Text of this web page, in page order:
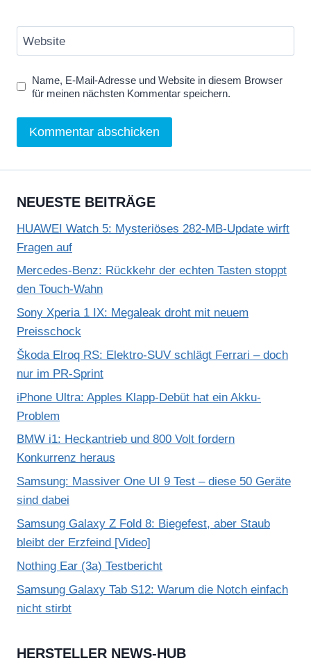
Website
Name, E-Mail-Adresse und Website in diesem Browser
für meinen nächsten Kommentar speichern.
NEUESTE BEITRÄGE
HUAWEI Watch 5: Mysteriöses 282-MB-Update wirft
Fragen auf
Mercedes-Benz: Rückkehr der echten Tasten stoppt
den Touch-Wahn
Sony Xperia 1 IX: Megaleak droht mit neuem
Preisschock
Škoda Elroq RS: Elektro-SUV schlägt Ferrari – doch
nur im PR-Sprint
iPhone Ultra: Apples Klapp-Debüt hat ein Akku-
Problem
BMW i1: Heckantrieb und 800 Volt fordern
Konkurrenz heraus
Samsung: Massiver One UI 9 Test – diese 50 Geräte
sind dabei
Samsung Galaxy Z Fold 8: Biegefest, aber Staub
bleibt der Erzfeind [Video]
Nothing Ear (3a) Testbericht
Samsung Galaxy Tab S12: Warum die Notch einfach
nicht stirbt
HERSTELLER NEWS-HUB